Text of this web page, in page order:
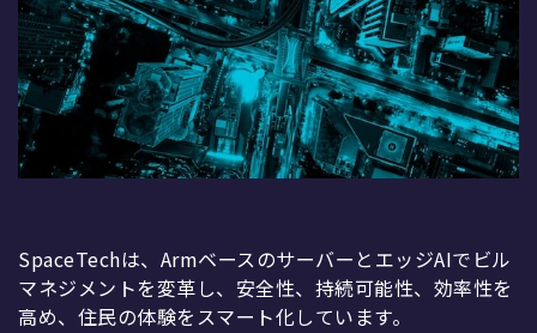
SpaceTechは、ArmベースのサーバーとエッジAIでビル
マネジメントを変革し、安全性、持続可能性、効率性を
高め、住民の体験をスマート化しています。